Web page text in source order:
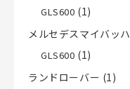
GLS600 (1)
メルセデスマイバッハ
GLS600 (1)
ランドローバー (1)